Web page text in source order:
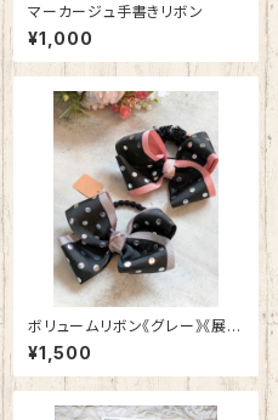
マーカージュ手書きリボン
¥1,000
ボリュームリボン《グレー》《展示
品》
¥1,500